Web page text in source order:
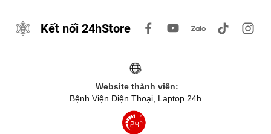
Kết nối 24hStore
Website thành viên:
Bệnh Viện Điện Thoại, Laptop 24h